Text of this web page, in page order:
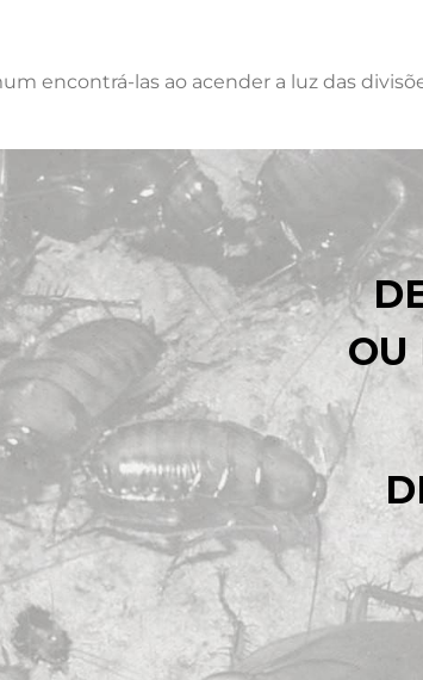
encontrá-las ao acender a luz das
OU